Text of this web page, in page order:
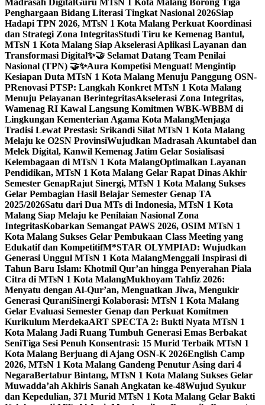
Madrasah DigitalGuru MTsN 1 Kota Malang Borong Tiga
Penghargaan Bidang Literasi Tingkat Nasional 2026Siap
Hadapi TPN 2026, MTsN 1 Kota Malang Perkuat Koordinasi
dan Strategi Zona IntegritasStudi Tiru ke Kemenag Bantul,
MTsN 1 Kota Malang Siap Akselerasi Aplikasi Layanan dan
Transformasi Digital✨🤝 Selamat Datang Team Penilai
Nasional (TPN) 🤝✨Aura Kompetisi Menguat! Mengintip
Kesiapan Duta MTsN 1 Kota Malang Menuju Panggung OSN-
PRenovasi PTSP: Langkah Konkret MTsN 1 Kota Malang
Menuju Pelayanan BerintegritasAkselerasi Zona Integritas,
Wamenag RI Kawal Langsung Komitmen WBK-WBBM di
Lingkungan Kementerian Agama Kota MalangMenjaga
Tradisi Lewat Prestasi: Srikandi Silat MTsN 1 Kota Malang
Melaju ke O2SN ProvinsiWujudkan Madrasah Akuntabel dan
Melek Digital, Kanwil Kemenag Jatim Gelar Sosialisasi
Kelembagaan di MTsN 1 Kota MalangOptimalkan Layanan
Pendidikan, MTsN 1 Kota Malang Gelar Rapat Dinas Akhir
Semester GenapRajut Sinergi, MTsN 1 Kota Malang Sukses
Gelar Pembagian Hasil Belajar Semester Genap TA
2025/2026Satu dari Dua MTs di Indonesia, MTsN 1 Kota
Malang Siap Melaju ke Penilaian Nasional Zona
IntegritasKobarkan Semangat PAWS 2026, OSIM MTsN 1
Kota Malang Sukses Gelar Pembukaan Class Meeting yang
Edukatif dan KompetitifM*STAR OLYMPIAD: Wujudkan
Generasi Unggul MTsN 1 Kota MalangMenggali Inspirasi di
Tahun Baru Islam: Khotmil Qur’an hingga Penyerahan Piala
Citra di MTsN 1 Kota MalangMukhoyam Tahfiz 2026:
Menyatu dengan Al-Qur’an, Menguatkan Jiwa, Mengukir
Generasi QuraniSinergi Kolaborasi: MTsN 1 Kota Malang
Gelar Evaluasi Semester Genap dan Perkuat Komitmen
Kurikulum MerdekaART SPECTA 2: Bukti Nyata MTsN 1
Kota Malang Jadi Ruang Tumbuh Generasi Emas Berbakat
SeniTiga Sesi Penuh Konsentrasi: 15 Murid Terbaik MTsN 1
Kota Malang Berjuang di Ajang OSN-K 2026English Camp
2026, MTsN 1 Kota Malang Gandeng Penutur Asing dari 4
NegaraBertabur Bintang, MTsN 1 Kota Malang Sukses Gelar
Muwadda’ah Akhiris Sanah Angkatan ke-48Wujud Syukur
dan Kepedulian, 371 Murid MTsN 1 Kota Malang Gelar Bakti